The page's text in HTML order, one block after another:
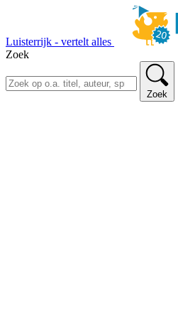
Luisterrijk - vertelt alles
Zoek
Zoek